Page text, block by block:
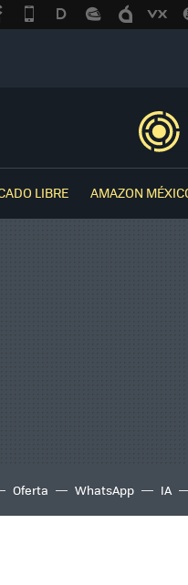
LIBRE AMAZON
Oferta WhatsApp IA